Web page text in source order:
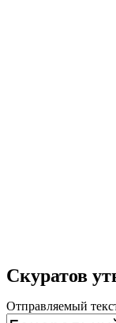
Скуратов
Отправляемый